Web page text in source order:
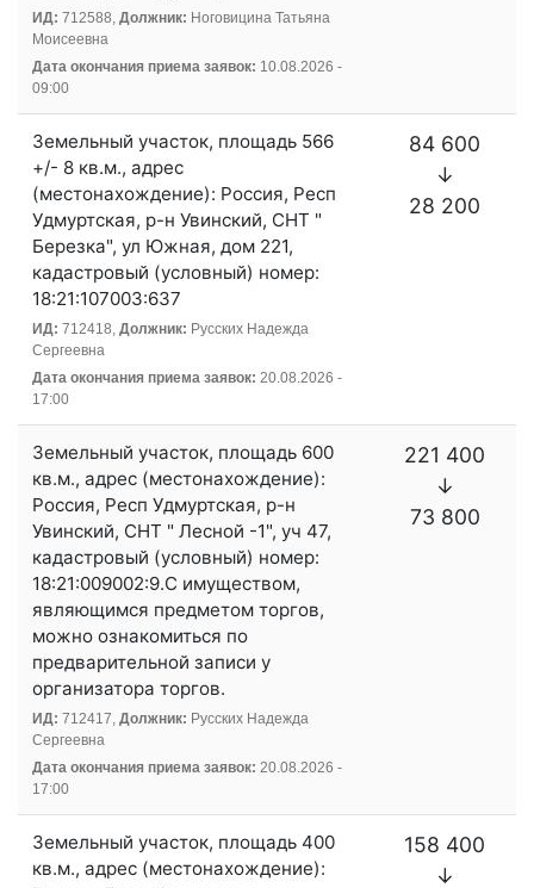
ИД: 712588, Должник: Ноговицина Татьяна
Моисеевна
Дата окончания приема заявок: 10.08.2026 -
09:00
Земельный участок, площадь 566
+/- 8 кв.м., адрес
(местонахождение): Россия, Респ
Удмуртская, р-н Увинский, СНТ "
Березка", ул Южная, дом 221,
кадастровый (условный) номер:
18:21:107003:637
ИД: 712418, Должник: Русских Надежда
Сергеевна
Дата окончания приема заявок: 20.08.2026 -
17:00
84 600
↓
28 200
Земельный участок, площадь 600
кв.м., адрес (местонахождение):
Россия, Респ Удмуртская, р-н
Увинский, СНТ " Лесной -1", уч 47,
кадастровый (условный) номер:
18:21:009002:9.С имуществом,
являющимся предметом торгов,
можно ознакомиться по
предварительной записи у
организатора торгов.
ИД: 712417, Должник: Русских Надежда
Сергеевна
Дата окончания приема заявок: 20.08.2026 -
17:00
221 400
↓
73 800
Земельный участок, площадь 400
кв.м., адрес (местонахождение):
158 400
↓